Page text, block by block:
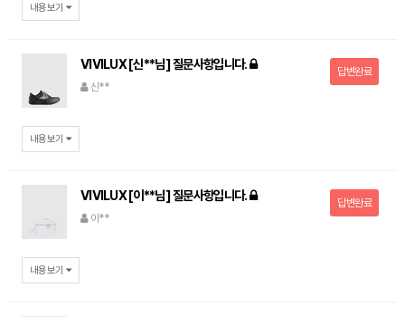
내용보기
VIVILUX [신**님] 질문사항입니다.
답변완료
신**
내용보기
VIVILUX [이**님] 질문사항입니다.
답변완료
이**
내용보기